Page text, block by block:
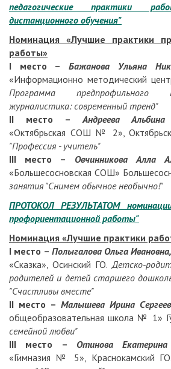
педагогические практики
дистанционного обучения"
Номинация «Лучшие практики
работы»
I место –Бажанова Ульяна
«Информационно методический
Программа предпрофильного
журналистика: современный тренд"
II место –Андреева
«Октябрьская СОШ № 2»,
"Профессия - учитель"
III
место – Овчинникова Алла
«Большесосновская СОШ»
занятия "Снимем обычное необычно!"
ПРОТОКОЛ РЕЗУЛЬТАТОМ
профориентационной работы"
Номинация «Лучшие практики
I место – Полыгалова Ольга Ивановна,
«Сказка», Осинский ГО.Детско-
родителей и детей старшего
"Счастливы вместе"
II место – Малышева Ирина
общеобразовательная школа № 1»
семейной любви"
III
место – Отинова Екатерина
«Гимназия № 5», Краснокамский